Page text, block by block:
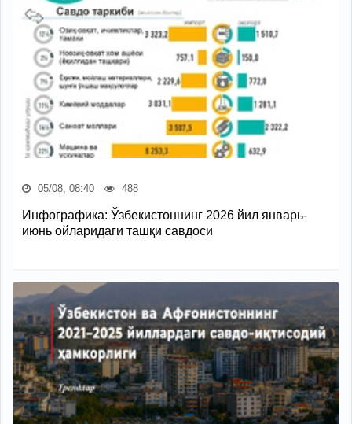
05/08, 08:40 488
Инфографика: Ўзбекистоннинг 2026 йил январь-
июнь ойларидаги ташқи савдоси